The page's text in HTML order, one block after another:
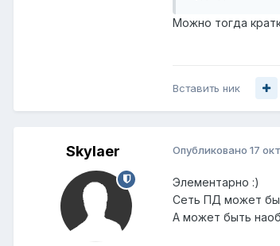
Можно тогда
Вставить ник
Skylaer Опубликовано 17
Элементарно :)
Сеть ПД может
А может быть